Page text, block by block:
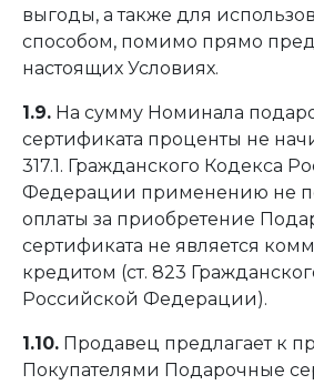
выгоды, а также для
способом, помимо прямо
настоящих Условиях.
1.9. На сумму Номинала
сертификата проценты не
317.1. Гражданского Кодекса
Федерации применению не
оплаты за приобретение
сертификата не является
кредитом (ст. 823
Российской Федерации).
1.10. Продавец предлагает к
Покупателями Подарочные